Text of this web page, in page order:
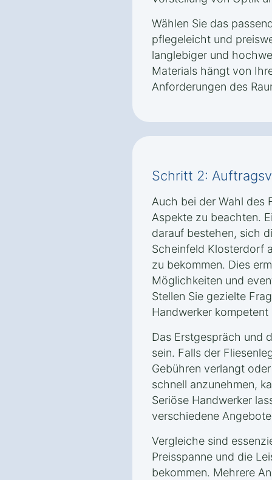
Wählen Sie das
pflegeleicht und
langlebiger und
Materials hängt von
Anforderungen des
Schritt 2:
Auch bei der Wahl des
Aspekte zu beachten.
darauf bestehen, sich
Scheinfeld Klosterdorf
zu bekommen. Dies
Möglichkeiten und
Stellen Sie gezielte
Handwerker
Das Erstgespräch und
sein. Falls der
Gebühren verlangt
schnell anzunehmen,
Seriöse Handwerker
verschiedene
Vergleiche sind
Preisspanne und die
bekommen. Mehrere